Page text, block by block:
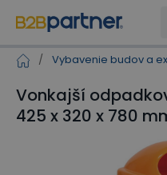
/ Vybavenie budov a
Vonkajší
425 x 320 x 780